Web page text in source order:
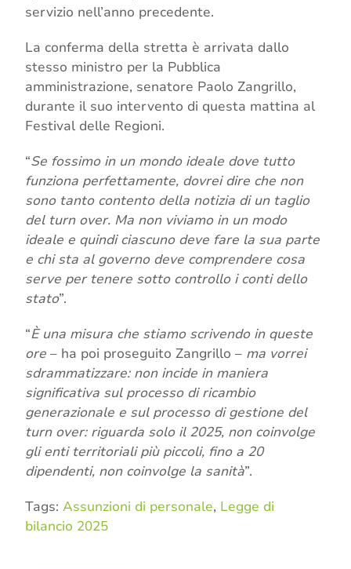
servizio nell’anno precedente.
La conferma della stretta è arrivata dallo
stesso ministro per la Pubblica
amministrazione, senatore Paolo Zangrillo,
durante il suo intervento di questa mattina al
Festival delle Regioni.
“Se fossimo in un mondo ideale dove tutto
funziona perfettamente, dovrei dire che non
sono tanto contento della notizia di un taglio
del turn over. Ma non viviamo in un modo
ideale e quindi ciascuno deve fare la sua parte
e chi sta al governo deve comprendere cosa
serve per tenere sotto controllo i conti dello
stato”.
“È una misura che stiamo scrivendo in queste
ore – ha poi proseguito Zangrillo – ma vorrei
sdrammatizzare: non incide in maniera
significativa sul processo di ricambio
generazionale e sul processo di gestione del
turn over: riguarda solo il 2025, non coinvolge
gli enti territoriali più piccoli, fino a 20
dipendenti, non coinvolge la sanità”.
Tags: Assunzioni di personale, Legge di
bilancio 2025